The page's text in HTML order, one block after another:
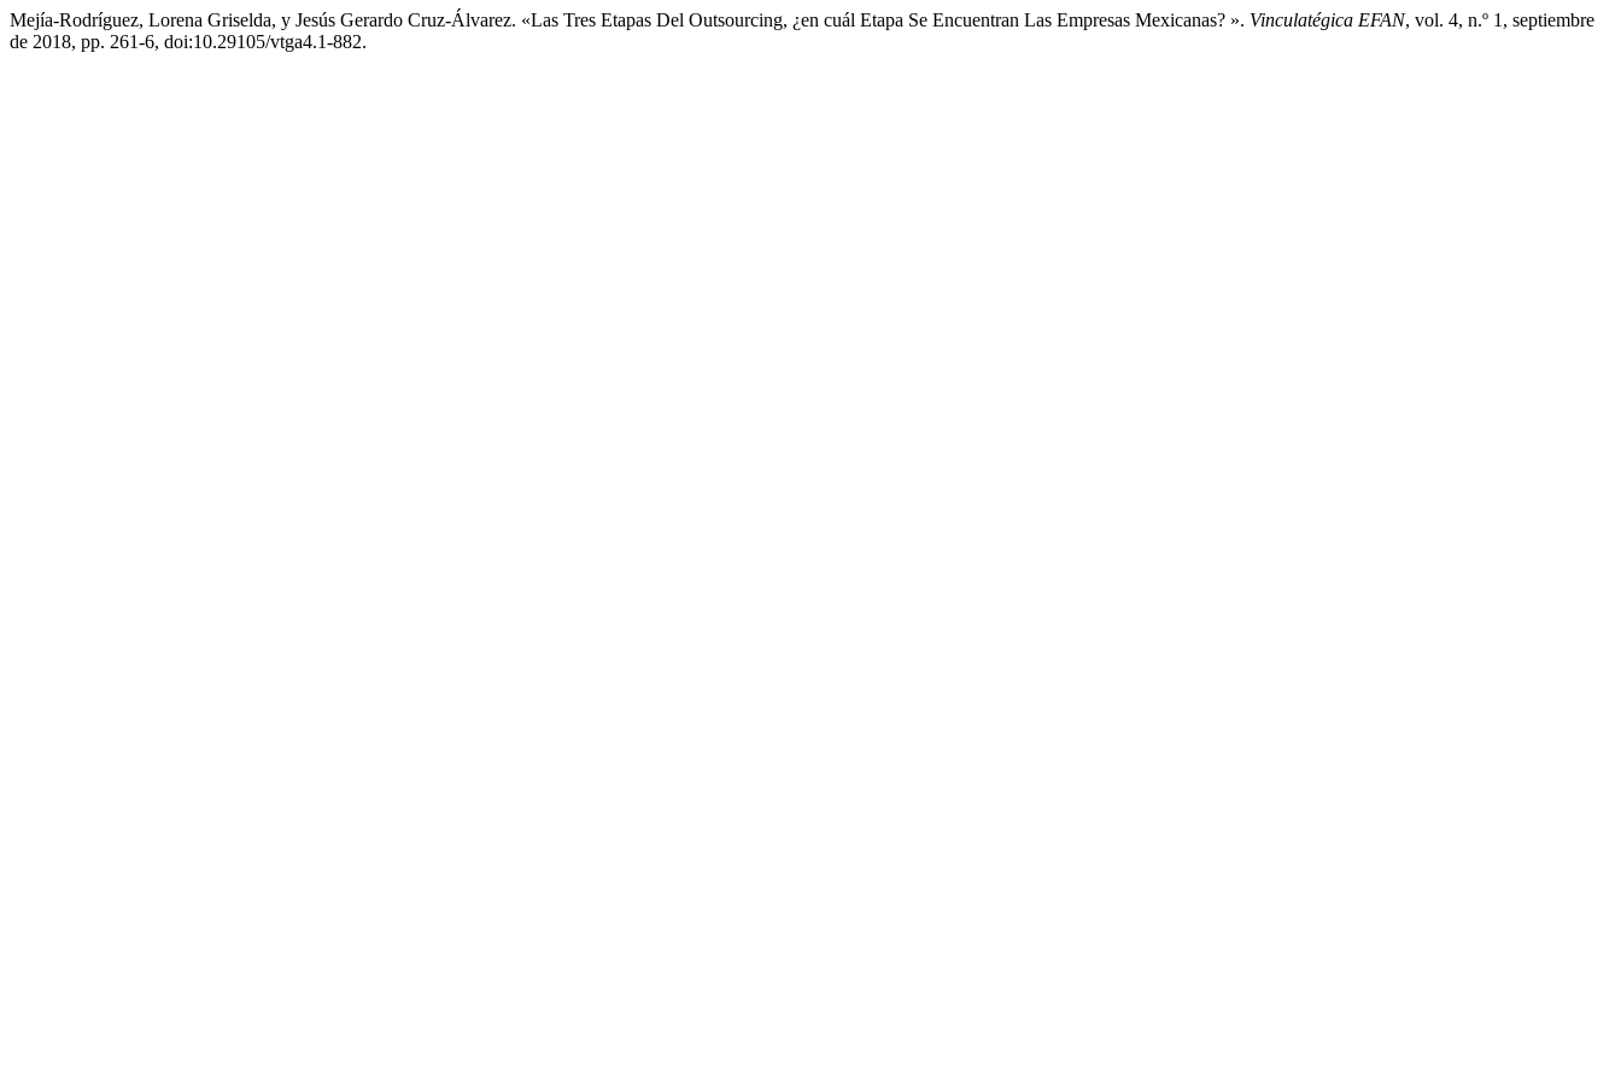
Mejía-Rodríguez, Lorena Griselda, y Jesús Gerardo Cruz-Álvarez. «Las Tres Etapas Del Outsourcing, ¿en cuál Etapa Se Encuentran Las Empresas Mexicanas? ». Vinculatégica EFAN, vol. 4, n.º 1, septiembre
de 2018, pp. 261-6, doi:10.29105/vtga4.1-882.